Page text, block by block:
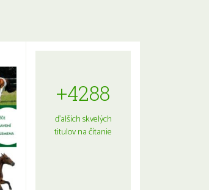
+4288
ďalších skvelých
titulov na čítanie